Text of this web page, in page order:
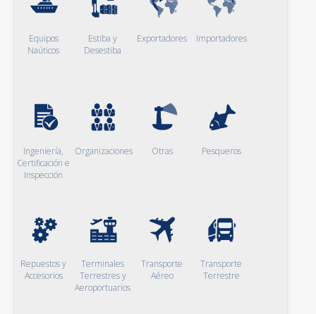
Equipos
Naúticos
Estiba y
Desestiba
Exportadores Importadores
Ingeniería,
Certificación e
Inspección
Organizaciones Otras Pesqueros
Repuestos y
Accesorios
Terminales
Terrestres y
Aeroportuarios
Transporte
Aéreo
Transporte
Terrestre